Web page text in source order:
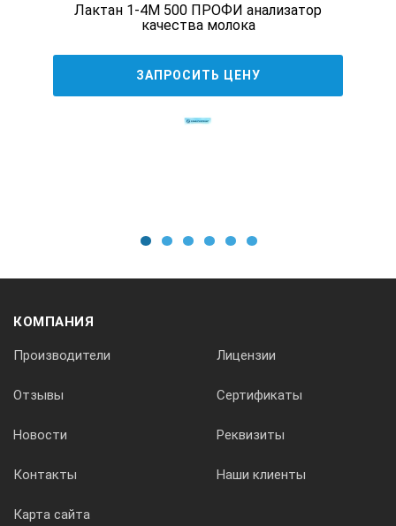
Лактан 1-4M 500 ПРОФИ анализатор
качества молока
ЗАПРОСИТЬ ЦЕНУ
КОМПАНИЯ
Производители Лицензии
Отзывы Сертификаты
Новости Реквизиты
Контакты Наши клиенты
Карта сайта